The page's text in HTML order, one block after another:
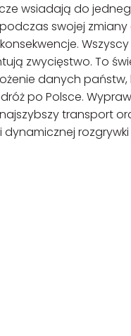
wsiadają do
swojej
zwycięstwo. To
danych
po Polsce.
transport